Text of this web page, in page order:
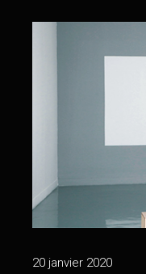
20 janvier 2020